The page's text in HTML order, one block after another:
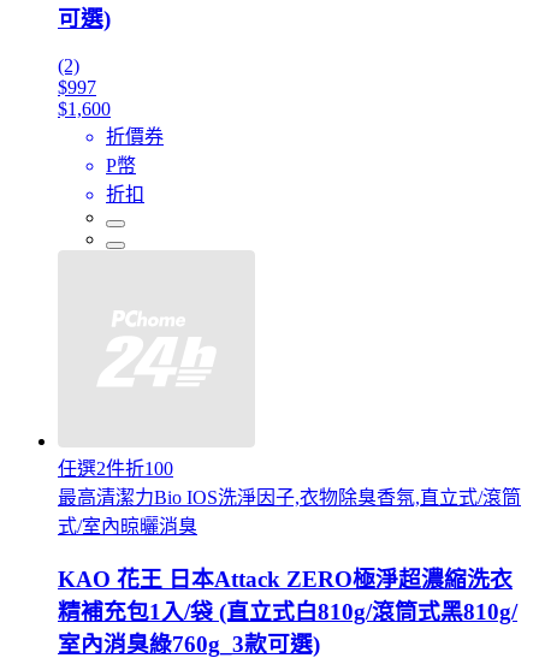
可選)
(2)
$997
$1,600
折價券
P幣
折扣
任選2件折100
最高清潔力Bio IOS洗淨因子,衣物除臭香氛,直立式/滾筒
式/室內晾曬消臭
KAO 花王 日本Attack ZERO極淨超濃縮洗衣
精補充包1入/袋 (直立式白810g/滾筒式黑810g/
室內消臭綠760g_3款可選)